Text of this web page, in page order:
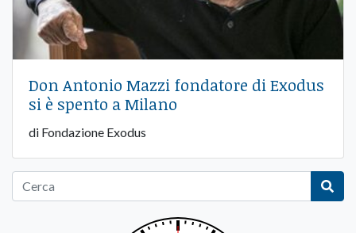
Don Antonio Mazzi fondatore di Exodus
si è spento a Milano
di Fondazione Exodus